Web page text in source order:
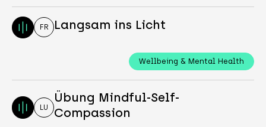
FR Langsam ins Licht
Wellbeing & Mental Health
LU
Übung Mindful-Self-
Compassion